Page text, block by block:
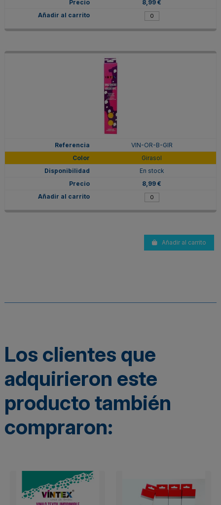
8,99 €
VIN-OR-B-GIR
Girasol
En stock
8,99 €
Añadir al carrito
Los clientes que
adquirieron este
producto también
compraron: